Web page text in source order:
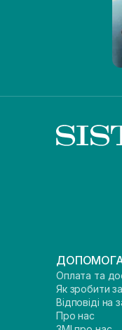
Оплата та
Як зробити
Відповіді на
Про нас